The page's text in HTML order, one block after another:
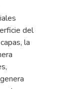
del
la